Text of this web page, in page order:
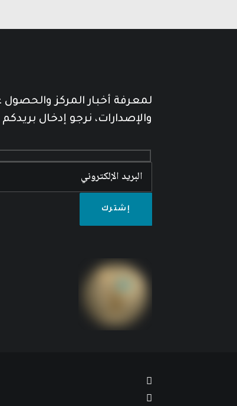
لمعرفة أخبار المركز
والإصدارات، نرجو إدخال بريدكم